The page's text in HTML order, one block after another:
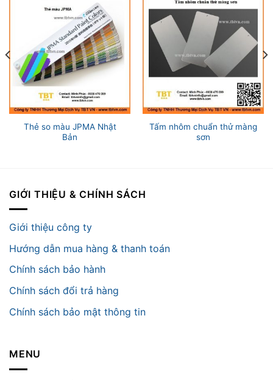
Thẻ so màu JPMA Nhật
Bản
Tấm nhôm chuẩn thử màng
sơn
GIỚI THIỆU & CHÍNH SÁCH
Giới thiệu công ty
Hướng dẫn mua hàng & thanh toán
Chính sách bảo hành
Chính sách đổi trả hàng
Chính sách bảo mật thông tin
MENU